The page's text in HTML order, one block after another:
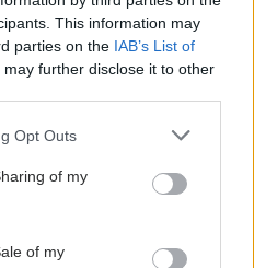
This information may
parties on the IAB’s List of
may further disclose it to other
uses one or more Google
behaviour. You may click to
and its third-party tags to
purposes in below Google
Opt Outs
of my
of my